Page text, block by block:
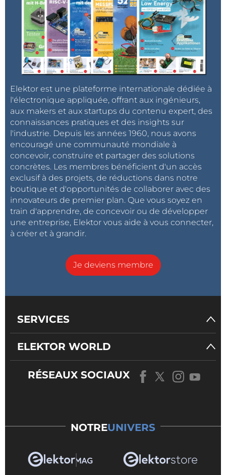
Elektor est une plateforme internationale dédiée à
l'électronique appliquée, offrant aux ingénieurs,
aux makers et aux startups du contenu expert, des
connaissances pratiques et des insights sur
l'industrie. Depuis les années 1960, nous avons
encouragé une communauté mondiale à
concevoir, construire et partager des solutions
concrètes. Les membres bénéficient d'un accès
exclusif à des projets, de réductions dans notre
boutique et d'opportunités de collaborer avec des
innovateurs de premier plan. Que vous soyez en
train d'apprendre, de concevoir ou de développer
une entreprise, Elektor vous aide à vous connecter,
à créer et à grandir.
Je deviens membre
SERVICES
ELEKTOR WORLD
RÉSEAUX SOCIAUX
NOTREUNIVERS